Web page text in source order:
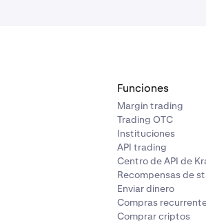
Funciones
Margin trading
Trading OTC
Instituciones
API trading
Centro de API de
Recompensas de
Enviar dinero
Compras
Comprar criptos